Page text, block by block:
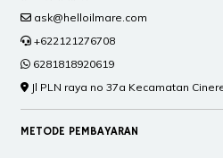
ask@helloilmare.com
+622121276708
6281818920619
Jl PLN raya no 37a Kecamatan
METODE PEMBAYARAN